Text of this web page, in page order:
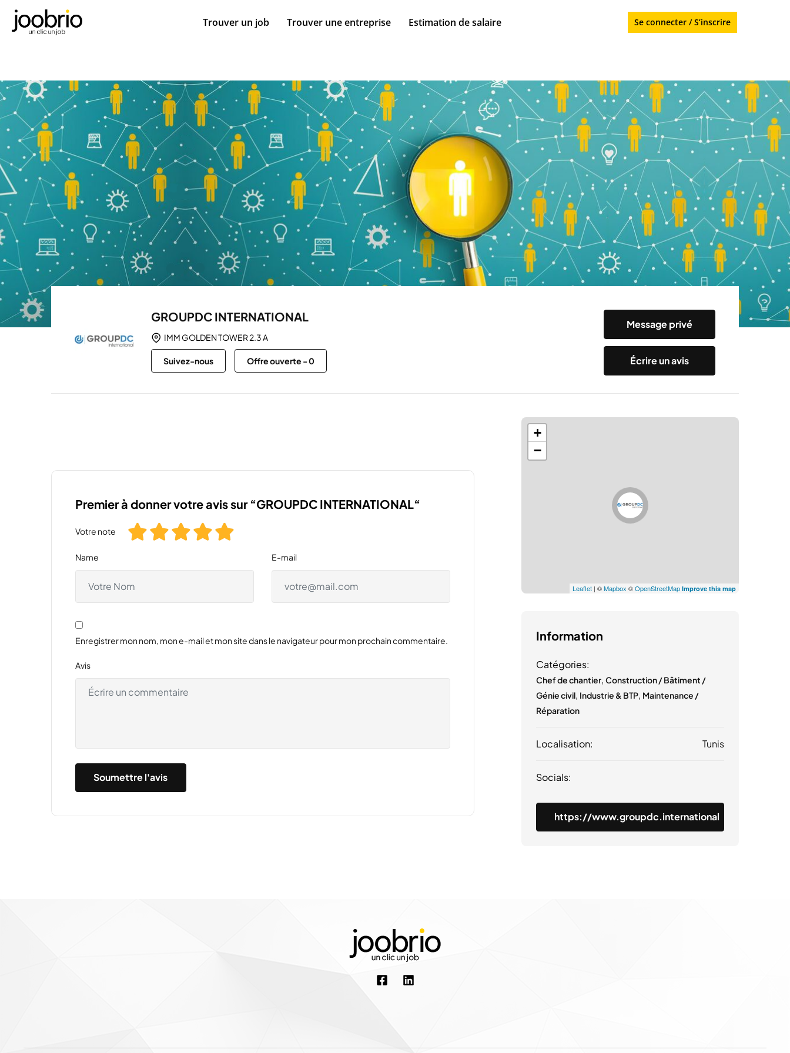
Trouver un job Trouver une entreprise Estimation de salaire Se connecter / S’inscrire
GROUPDC INTERNATIONAL
IMM GOLDEN TOWER 2.3 A
Suivez-nous Offre ouverte -0
Message privé
Écrire un avis
Premier à donner votre avis sur “GROUPDC INTERNATIONAL“
Votre note
Name E-mail
Enregistrer mon nom, mon e-mail et mon site dans le navigateur pour mon prochain commentaire.
Avis
+
−
Leaflet| ©Mapbox ©OpenStreetMap Improve this map
Information
Catégories:
Chef de chantier, Construction / Bâtiment /
Génie civil, Industrie & BTP, Maintenance /
Réparation
Localisation: Tunis
Socials:
https://www.groupdc.international